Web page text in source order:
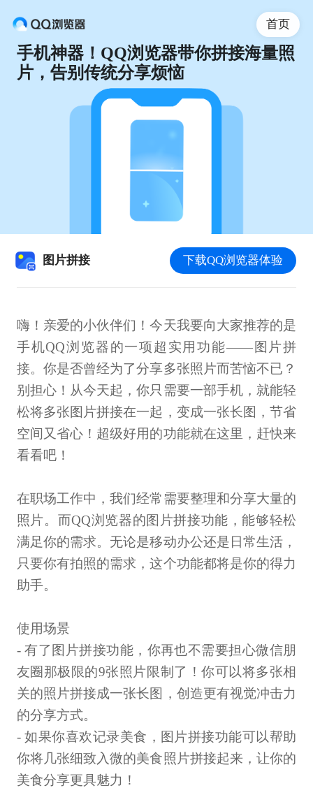
手机神器！QQ浏览器带你拼接海量照
片，告别传统分享烦恼
首页
图片拼接 下载QQ浏览器体验
嗨！亲爱的小伙伴们！今天我要向大家推荐的是
手机QQ浏览器的一项超实用功能——图片拼
接。你是否曾经为了分享多张照片而苦恼不已？
别担心！从今天起，你只需要一部手机，就能轻
松将多张图片拼接在一起，变成一张长图，节省
空间又省心！超级好用的功能就在这里，赶快来
看看吧！
在职场工作中，我们经常需要整理和分享大量的
照片。而QQ浏览器的图片拼接功能，能够轻松
满足你的需求。无论是移动办公还是日常生活，
只要你有拍照的需求，这个功能都将是你的得力
助手。
使用场景
- 有了图片拼接功能，你再也不需要担心微信朋
友圈那极限的9张照片限制了！你可以将多张相
关的照片拼接成一张长图，创造更有视觉冲击力
的分享方式。
- 如果你喜欢记录美食，图片拼接功能可以帮助
你将几张细致入微的美食照片拼接起来，让你的
美食分享更具魅力！